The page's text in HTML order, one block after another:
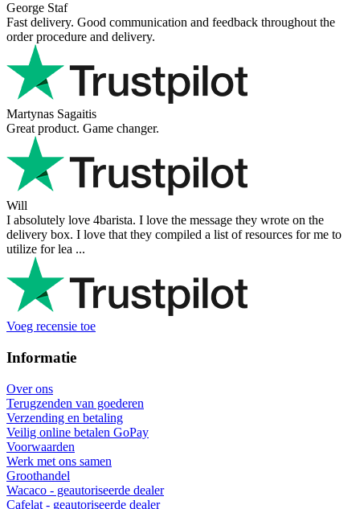
George Staf
Fast delivery. Good communication and feedback throughout the
order procedure and delivery.
Martynas Sagaitis
Great product. Game changer.
Will
I absolutely love 4barista. I love the message they wrote on the
delivery box. I love that they compiled a list of resources for me to
utilize for lea ...
Voeg recensie toe
Informatie
Over ons
Terugzenden van goederen
Verzending en betaling
Veilig online betalen GoPay
Voorwaarden
Werk met ons samen
Groothandel
Wacaco - geautoriseerde dealer
Cafelat - geautoriseerde dealer